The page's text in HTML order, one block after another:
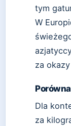
tym
W
za
Dla
za